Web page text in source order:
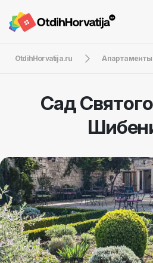
OtdihHorvatija.ru Апартаменты
Сад